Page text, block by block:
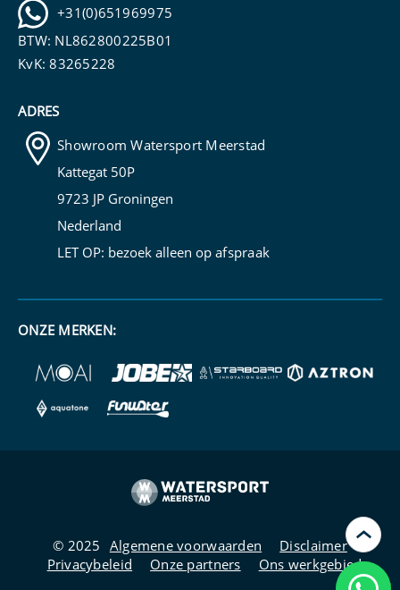
›
+31(0)651969975
BTW: NL862800225B01
KvK: 83265228
ADRES
Showroom Watersport Meerstad
Kattegat 50P
9723 JP Groningen
Nederland
LET OP: bezoek alleen op afspraak
ONZE MERKEN:
© 2025 Algemene voorwaarden
Disclaimer
Privacybeleid
Onze partners Ons werkgebied